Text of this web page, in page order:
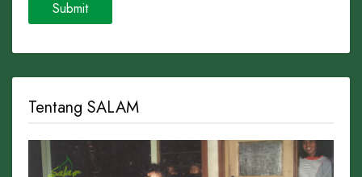
Tentang SALAM